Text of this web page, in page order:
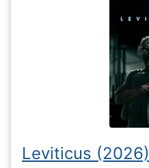
Leviticus (2026)